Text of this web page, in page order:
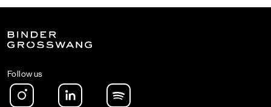
Follow us
Instagram LinkedIn